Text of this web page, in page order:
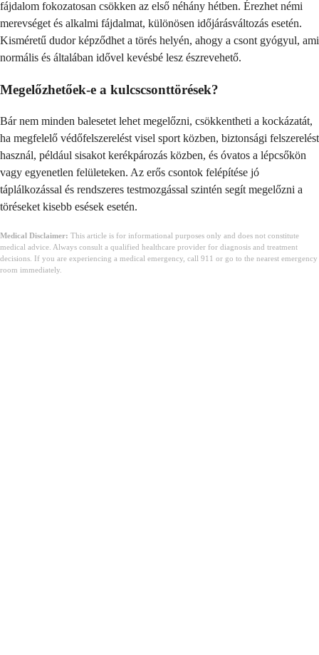
fájdalom fokozatosan csökken az első néhány hétben. Érezhet némi
merevséget és alkalmi fájdalmat, különösen időjárásváltozás esetén.
Kisméretű dudor képződhet a törés helyén, ahogy a csont gyógyul, ami
normális és általában idővel kevésbé lesz észrevehető.
Megelőzhetőek-e a kulcscsonttörések?
Bár nem minden balesetet lehet megelőzni, csökkentheti a kockázatát,
ha megfelelő védőfelszerelést visel sport közben, biztonsági felszerelést
használ, például sisakot kerékpározás közben, és óvatos a lépcsőkön
vagy egyenetlen felületeken. Az erős csontok felépítése jó
táplálkozással és rendszeres testmozgással szintén segít megelőzni a
töréseket kisebb esések esetén.
Medical Disclaimer: This article is for informational purposes only and does not constitute
medical advice. Always consult a qualified healthcare provider for diagnosis and treatment
decisions. If you are experiencing a medical emergency, call 911 or go to the nearest emergency
room immediately.